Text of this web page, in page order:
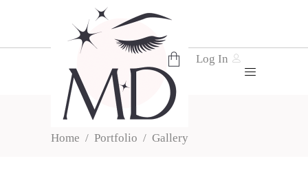
No products in the cart.
Log In
GALLERY
Home / Portfolio / Gallery